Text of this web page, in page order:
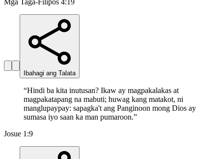
Mga Taga-Filipos 4:19
Ibahagi ang Talata
“Hindi ba kita inutusan? Ikaw ay magpakalakas at
magpakatapang na mabuti; huwag kang matakot, ni
manglupaypay: sapagka't ang Panginoon mong Dios ay
sumasa iyo saan ka man pumaroon.”
Josue 1:9